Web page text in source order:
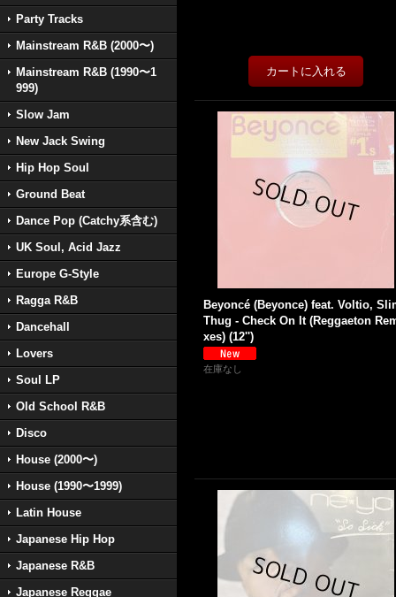
Party Tracks
Mainstream R&B (2000〜)
Mainstream R&B (1990〜1
999)
Slow Jam
New Jack Swing
Hip Hop Soul
Ground Beat
Dance Pop (Catchy系含む)
UK Soul, Acid Jazz
Europe G-Style
Ragga R&B
Dancehall
Lovers
Soul LP
Old School R&B
Disco
House (2000〜)
House (1990〜1999)
Latin House
Japanese Hip Hop
Japanese R&B
Japanese Reggae
Beyoncé (Beyonce) feat. Voltio,
Thug - Check On It (Reggaeton
xes) (12'')
在庫なし